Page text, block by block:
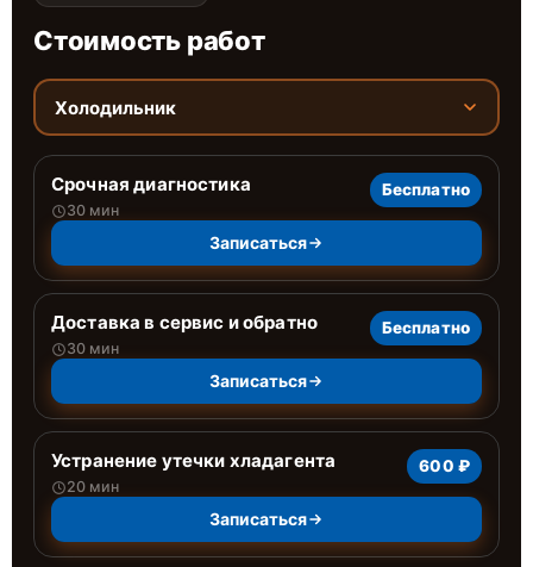
Стоимость работ
Холодильник
Срочная диагностика
30 мин
Бесплатно
Записаться
Доставка в сервис и обратно
30 мин
Бесплатно
Записаться
Устранение утечки хладагента
20 мин
600 ₽
Записаться